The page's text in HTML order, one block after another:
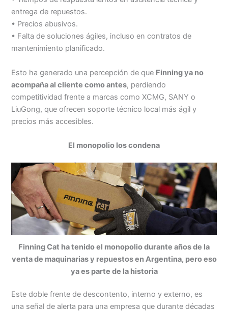
entrega de repuestos.
• Precios abusivos.
• Falta de soluciones ágiles, incluso en contratos de
mantenimiento planificado.
Esto ha generado una percepción de que Finning ya no
acompaña al cliente como antes, perdiendo
competitividad frente a marcas como XCMG, SANY o
LiuGong, que ofrecen soporte técnico local más ágil y
precios más accesibles.
El monopolio los condena
Finning Cat ha tenido el monopolio durante años de la
venta de maquinarias y repuestos en Argentina, pero eso
ya es parte de la historia
Este doble frente de descontento, interno y externo, es
una señal de alerta para una empresa que durante décadas